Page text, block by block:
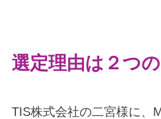
選定理由は２つの
TIS株式会社の二宮様に、